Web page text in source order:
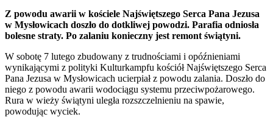
Z powodu awarii w kościele Najświętszego Serca Pana Jezusa
w Mysłowicach doszło do dotkliwej powodzi. Parafia odniosła
bolesne straty. Po zalaniu konieczny jest remont świątyni.
W sobotę 7 lutego zbudowany z trudnościami i opóźnieniami
wynikającymi z polityki Kulturkampfu kościół Najświętszego Serca
Pana Jezusa w Mysłowicach ucierpiał z powodu zalania. Doszło do
niego z powodu awarii wodociągu systemu przeciwpożarowego.
Rura w wieży świątyni uległa rozszczelnieniu na spawie,
powodując wyciek.